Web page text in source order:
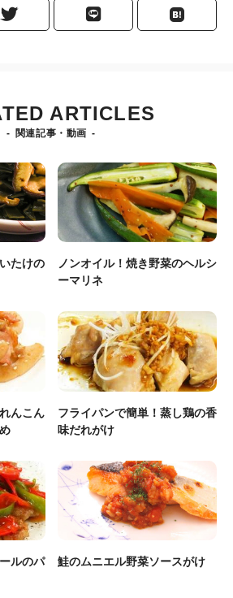
ARTICLES
関連記事・動画
たけの
ノンオイル！焼き野菜のヘルシ
ーマリネ
んこん
フライパンで簡単！蒸し鶏の香
味だれがけ
ルのパ
鮭のムニエル野菜ソースがけ